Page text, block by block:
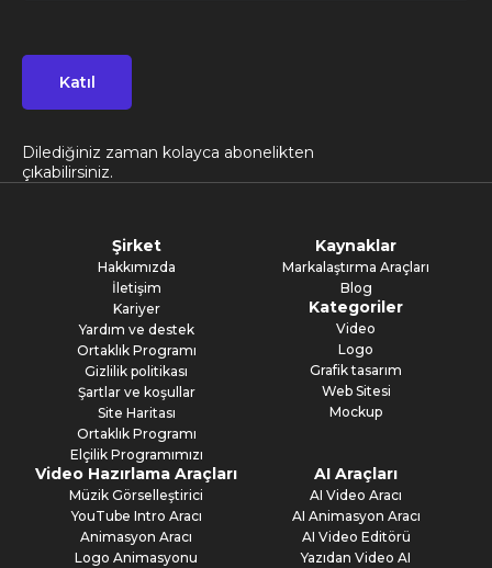
Katıl
Dilediğiniz zaman kolayca abonelikten
çıkabilirsiniz.
Şirket
Hakkımızda
İletişim
Kariyer
Yardım ve destek
Ortaklık Programı
Gizlilik politikası
Şartlar ve koşullar
Site Haritası
Ortaklık Programı
Elçilik Programımızı
Kaynaklar
Markalaştırma Araçları
Blog
Kategoriler
Video
Logo
Grafik tasarım
Web Sitesi
Mockup
Video Hazırlama Araçları
Müzik Görselleştirici
YouTube Intro Aracı
Animasyon Aracı
Logo Animasyonu
AI Araçları
AI Video Aracı
AI Animasyon Aracı
AI Video Editörü
Yazıdan Video AI